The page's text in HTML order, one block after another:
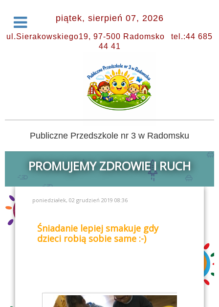
piątek, sierpień 07, 2026
ul.Sierakowskiego19, 97-500 Radomsko
tel.:44 685
44 41
Publiczne Przedszkole nr 3 w Radomsku
PROMUJEMY ZDROWIE I RUCH
poniedziałek, 02 grudzień 2019 08:36
Śniadanie lepiej smakuje gdy
dzieci robią sobie same :-)